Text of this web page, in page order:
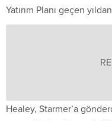
Yatırım Planı geçen
Healey, Starmer’a